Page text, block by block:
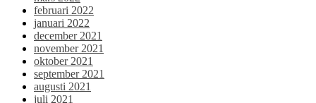
februari 2022
januari 2022
december 2021
november 2021
oktober 2021
september 2021
augusti 2021
juli 2021